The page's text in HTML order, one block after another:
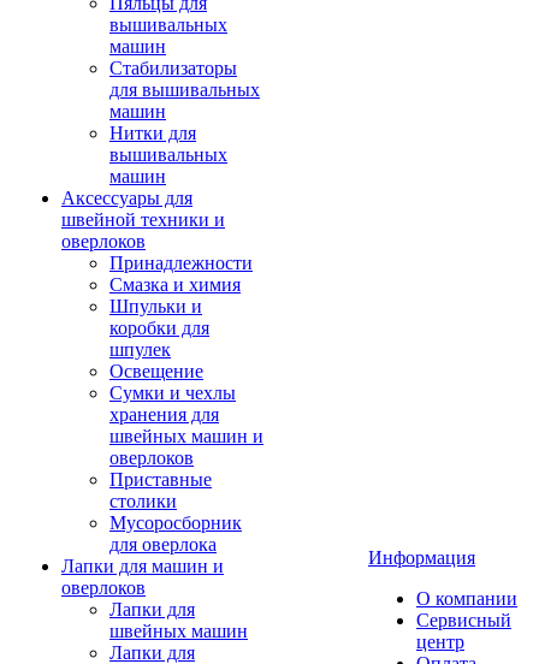
вышивальных
машин
Стабилизаторы
для вышивальных
машин
Нитки для
вышивальных
машин
Аксессуары для
швейной техники и
оверлоков
Принадлежности
Смазка и химия
Шпульки и
коробки для
шпулек
Освещение
Сумки и чехлы
хранения для
швейных машин и
оверлоков
Приставные
столики
Мусоросборник
для оверлока
Лапки для машин и
оверлоков
Лапки для
швейных машин
Лапки для
Информация
О компании
Сервисный
центр